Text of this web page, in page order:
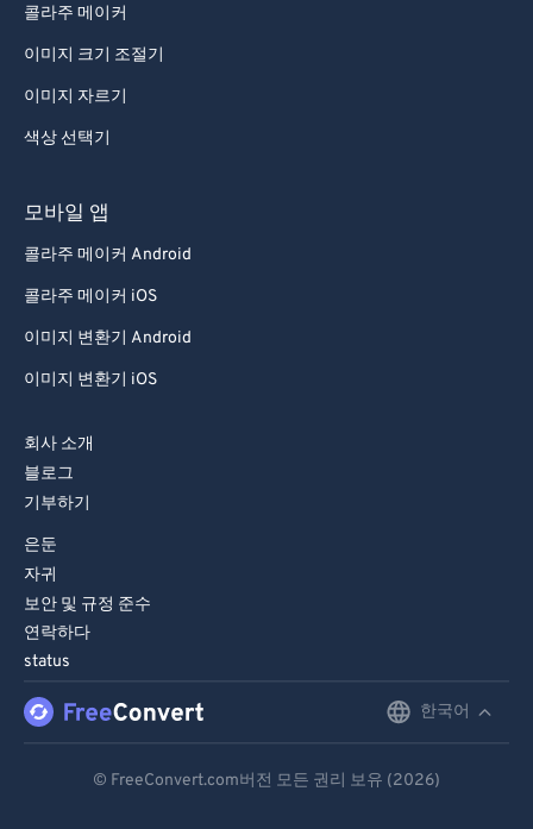
콜라주 메이커
이미지 크기 조절기
이미지 자르기
색상 선택기
모바일 앱
콜라주 메이커 Android
콜라주 메이커 iOS
이미지 변환기 Android
이미지 변환기 iOS
회사 소개
블로그
기부하기
은둔
자귀
보안 및 규정 준수
연락하다
status
한국어
© FreeConvert.com버전 모든 권리 보유 (2026)